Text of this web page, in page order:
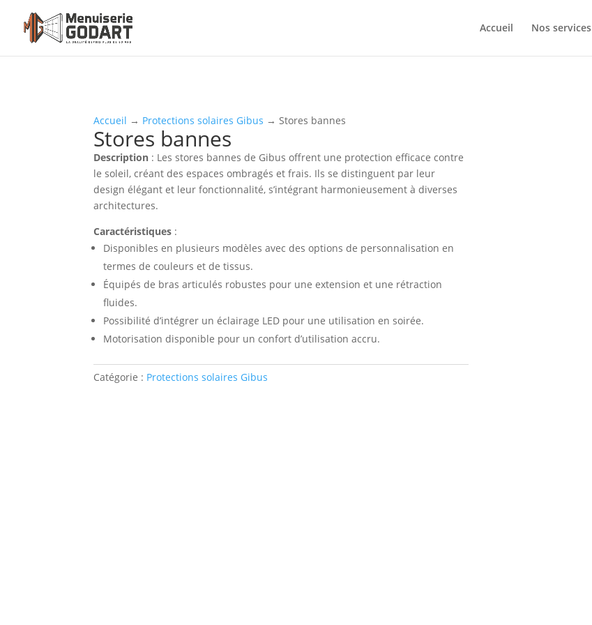
Accueil Nos services
Accueil → Protections solaires Gibus → Stores bannes
Stores bannes
Description : Les stores bannes de Gibus offrent une protection efficace contre
le soleil, créant des espaces ombragés et frais. Ils se distinguent par leur
design élégant et leur fonctionnalité, s’intégrant harmonieusement à diverses
architectures.
Caractéristiques :
Disponibles en plusieurs modèles avec des options de personnalisation en
termes de couleurs et de tissus.
Équipés de bras articulés robustes pour une extension et une rétraction
fluides.
Possibilité d’intégrer un éclairage LED pour une utilisation en soirée.
Motorisation disponible pour un confort d’utilisation accru.
Catégorie : Protections solaires Gibus